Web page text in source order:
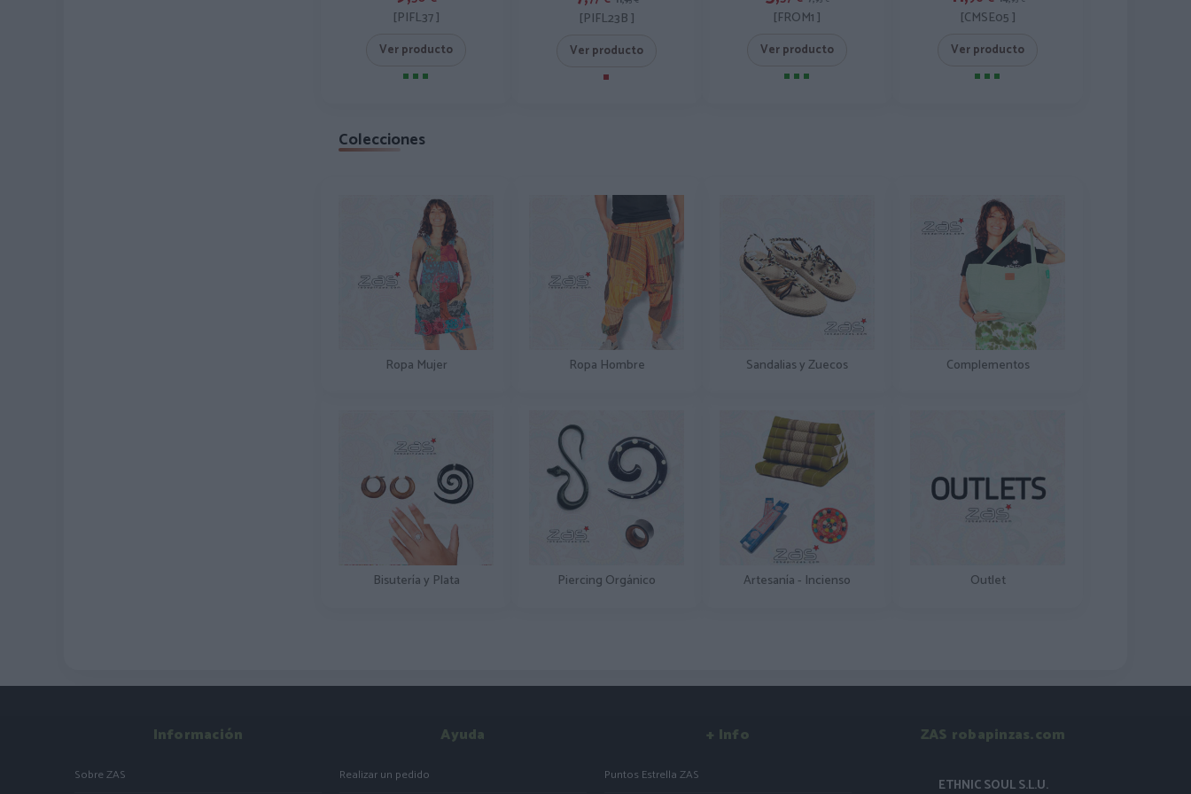
[PIFL37 ]
Ver producto
[PIFL23B ]
Ver producto
[FROM1 ]
Ver producto
[CMSE05 ]
Ver producto
Colecciones
Ropa Mujer Ropa Hombre Sandalias y Zuecos Complementos
Bisutería y Plata Piercing Orgánico Artesanía - Incienso Outlet
Información
Sobre ZAS
Ayuda
Realizar un pedido
+ Info
Puntos Estrella ZAS
ZAS robapinzas.com
ETHNIC SOUL S.L.U.